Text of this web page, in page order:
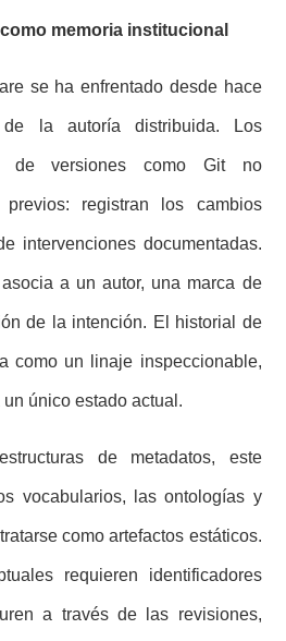
memoria institucional
se ha enfrentado desde hace
la autoría distribuida. Los
de versiones como Git no
previos: registran los cambios
intervenciones documentadas.
a un autor, una marca de
de la intención. El historial de
como un linaje inspeccionable,
único estado actual.
de metadatos, este
vocabularios, las ontologías y
como artefactos estáticos.
requieren identificadores
a través de las revisiones,